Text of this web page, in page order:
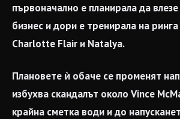
първоначално е планирала да
бизнес и дори е тренирала на
Charlotte Flair и Natalya.
Плановете ѝ обаче се променят
избухва скандалът около Vince
крайна сметка води и до